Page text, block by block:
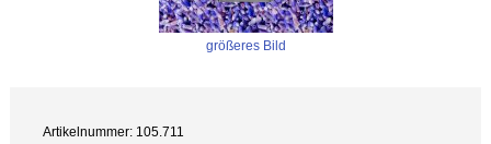
größeres Bild
Artikelnummer: 105.711